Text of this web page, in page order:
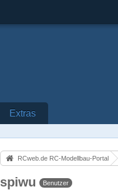
Extras
RCweb.de RC-Modellbau-Portal
spiwu
Benutzer